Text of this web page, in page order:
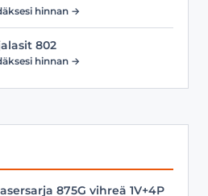
hinnan →
802
hinnan →
875G vihreä 1V+4P